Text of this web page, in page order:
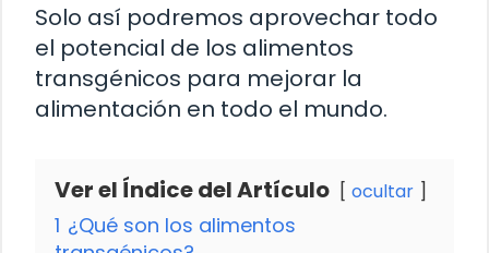
Solo así podremos aprovechar todo
el potencial de los alimentos
transgénicos para mejorar la
alimentación en todo el mundo.
Ver el Índice del Artículo ocultar
1 ¿Qué son los alimentos